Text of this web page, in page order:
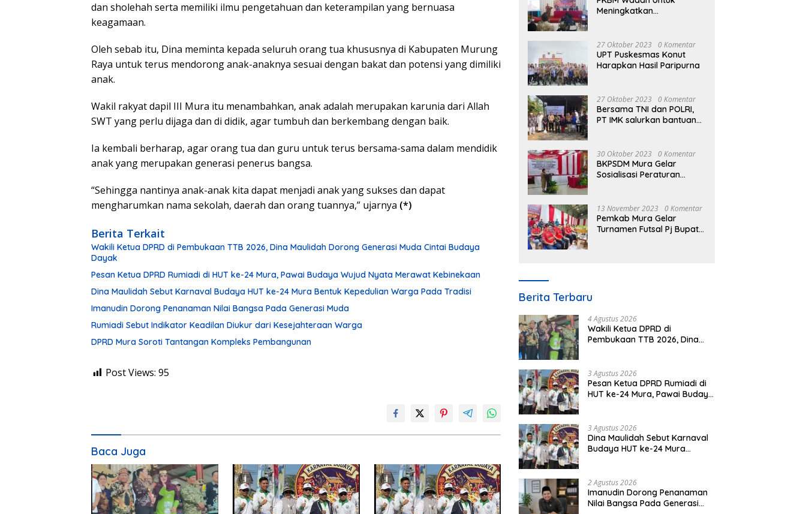
dan sholehah serta memiliki ilmu pengetahuan dan keterampilan yang bernuasa
keagamaan.
Oleh sebab itu, Dina meminta kepada seluruh orang tua khususnya di Kabupaten Murung
Raya untuk terus mendorong anak-anaknya sesuai dengan bakat dan potensi yang dimiliki
anak.
Wakil rakyat dapil III Mura itu menambahkan, anak adalah merupakan karunia dari Allah
SWT yang perlu dijaga dan di didik, agar tumbuh dan berkembang dengan baik.
Ia kembali berharap, agar orang tua dan guru untuk terus bersama-sama dalam mendidik
anak yang merupakan generasi penerus bangsa.
“Sehingga nantinya anak-anak kita dapat menjadi anak yang sukses dan dapat
mengharumkan nama sekolah, daerah dan orang tuannya,” ujarnya (*)
Berita Terkait
Wakili Ketua DPRD di Pembukaan TTB 2026, Dina Maulidah Dorong Generasi Muda Cintai Budaya
Dayak
Pesan Ketua DPRD Rumiadi di HUT ke-24 Mura, Pawai Budaya Wujud Nyata Merawat Kebinekaan
Dina Maulidah Sebut Karnaval Budaya HUT ke-24 Mura Bentuk Kepedulian Warga Pada Tradisi
Imanudin Dorong Penanaman Nilai Bangsa Pada Generasi Muda
Rumiadi Sebut Indikator Keadilan Diukur dari Kesejahteraan Warga
DPRD Mura Soroti Tantangan Kompleks Pembangunan
Post Views: 95
Baca Juga
Meningkatkan
Dalam Bidang Ekonomi
27 Oktober 2023 0 Komentar
UPT Puskesmas Konut
Harapkan Hasil Paripurna
27 Oktober 2023 0 Komentar
Bersama TNI dan POLRI,
PT IMK salurkan bantuan
30 Oktober 2023 0 Komentar
BKPSDM Mura Gelar
Sosialisasi Peraturan
13 November 2023 0 Komentar
Pemkab Mura Gelar
Turnamen Futsal Pj Bupati
Berita Terbaru
4 Agustus 2026
Wakili Ketua DPRD di
Pembukaan TTB 2026, Dina
3 Agustus 2026
Pesan Ketua DPRD Rumiadi di
HUT ke-24 Mura, Pawai Budaya
3 Agustus 2026
Dina Maulidah Sebut Karnaval
Budaya HUT ke-24 Mura
2 Agustus 2026
Imanudin Dorong Penanaman
Nilai Bangsa Pada Generasi